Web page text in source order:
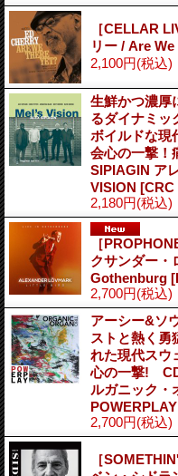
［CELLAR
リー / Are
2,100円(税込)
生鮮かつ濃厚
るダイナミッ
ボイルドな現
会心の一撃
SIPIAGIN ア
VISION [CRC
2,180円(税込)
［
クサンダー
Gothenburg
2,700円(税込)
アーシー&ソ
ストと熱く勇
れた現代スウ
心の一撃!
ルガニック・
POWERPLAY
2,700円(税込)
［